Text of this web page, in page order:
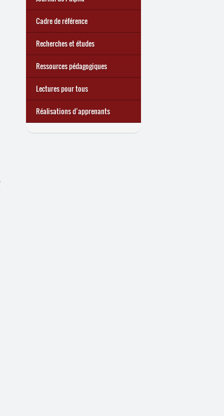
chômage : premiers bilans
apprenant ·es à Lire et Écrire
trimestre 2026) : Militer pour
Cadre de référence
Recherches et études
Ressources pédagogiques
Lectures pour tous
Réalisations d’apprenants